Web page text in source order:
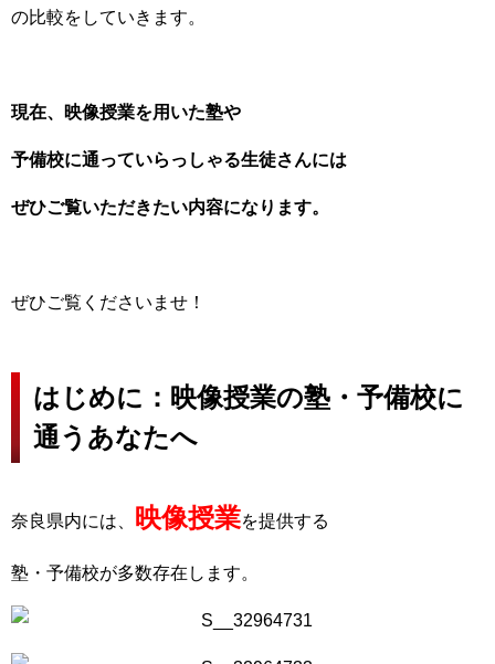
の比較をしていきます。
現在、映像授業を用いた塾や
予備校に通っていらっしゃる生徒さんには
ぜひご覧いただきたい内容になります。
ぜひご覧くださいませ！
はじめに：映像授業の塾・予備校に
通うあなたへ
奈良県内には、 映像授業を提供する
塾・予備校が多数存在します。